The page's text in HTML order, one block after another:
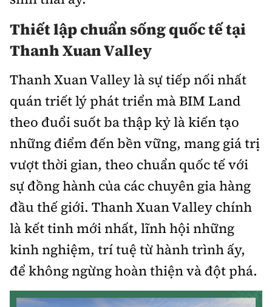
Thiết lập chuẩn sống quốc tế tại
Thanh Xuan Valley
Thanh Xuan Valley là sự tiếp nối nhất
quán triết lý phát triển mà BIM Land
theo đuổi suốt ba thập kỷ là kiến tạo
những điểm đến bền vững, mang giá trị
vượt thời gian, theo chuẩn quốc tế với
sự đồng hành của các chuyên gia hàng
đầu thế giới. Thanh Xuan Valley chính
là kết tinh mới nhất, lĩnh hội những
kinh nghiệm, trí tuệ từ hành trình ấy,
để không ngừng hoàn thiện và đột phá.